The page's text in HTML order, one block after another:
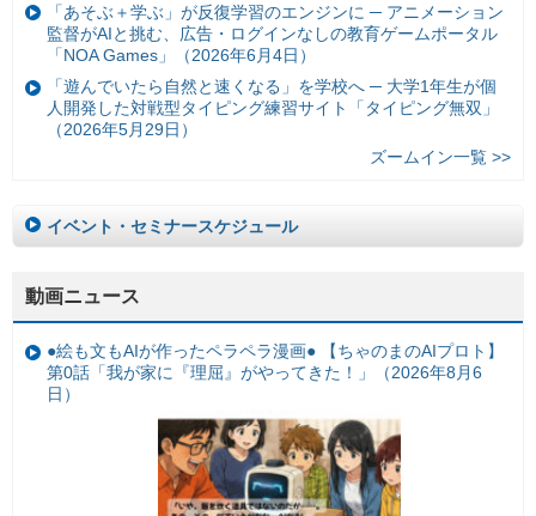
「あそぶ＋学ぶ」が反復学習のエンジンに ─ アニメーション
監督がAIと挑む、広告・ログインなしの教育ゲームポータル
「NOA Games」（2026年6月4日）
「遊んでいたら自然と速くなる」を学校へ ─ 大学1年生が個
人開発した対戦型タイピング練習サイト「タイピング無双」
（2026年5月29日）
ズームイン一覧 >>
イベント・セミナースケジュール
動画ニュース
●絵も文もAIが作ったペラペラ漫画● 【ちゃのまのAIプロト】
第0話「我が家に『理屈』がやってきた！」（2026年8月6
日）